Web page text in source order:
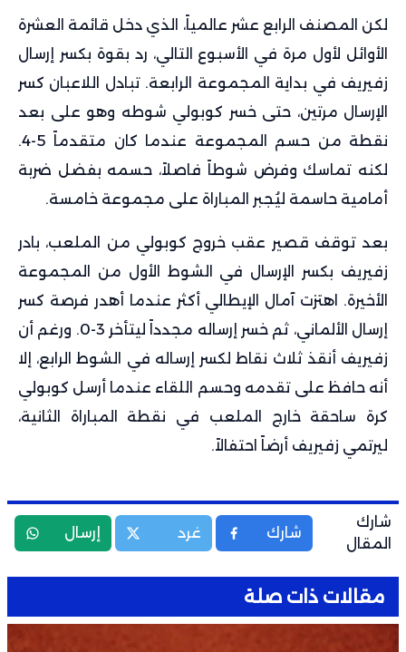
لكن المصنف الرابع عشر عالمياً، الذي دخل قائمة العشرة
الأوائل لأول مرة في الأسبوع التالي، رد بقوة بكسر إرسال
زفيريف في بداية المجموعة الرابعة. تبادل اللاعبان كسر
الإرسال مرتين، حتى خسر كوبولي شوطه وهو على بعد
نقطة من حسم المجموعة عندما كان متقدماً 5-4.
لكنه تماسك وفرض شوطاً فاصلاً، حسمه بفضل ضربة
أمامية حاسمة ليُجبر المباراة على مجموعة خامسة.
بعد توقف قصير عقب خروج كوبولي من الملعب، بادر
زفيريف بكسر الإرسال في الشوط الأول من المجموعة
الأخيرة. اهتزت آمال الإيطالي أكثر عندما أهدر فرصة كسر
إرسال الألماني، ثم خسر إرساله مجدداً ليتأخر 3-0. ورغم أن
زفيريف أنقذ ثلاث نقاط لكسر إرساله في الشوط الرابع، إلا
أنه حافظ على تقدمه وحسم اللقاء عندما أرسل كوبولي
كرة ساحقة خارج الملعب في نقطة المباراة الثانية،
ليرتمي زفيريف أرضاً احتفالاً.
شارك
المقال
شارك غرد إرسال
مقالات ذات صلة